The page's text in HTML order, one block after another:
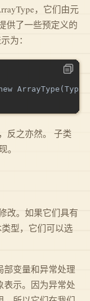
，它们由元
供了一些预定义的
为：
反之亦然。 子类
。
改。如果它们具有
型，它们可以选
部变量和异常处理
表示。因为异常处